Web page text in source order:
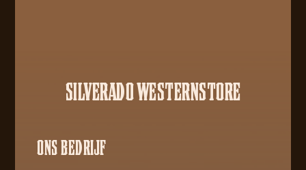
SILVERADO WESTERNSTORE
ONS BEDRIJF